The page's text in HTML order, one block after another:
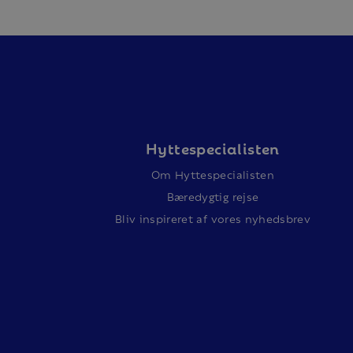
Hyttespecialisten
Om Hyttespecialisten
Bæredygtig rejse
Bliv inspireret af vores nyhedsbrev